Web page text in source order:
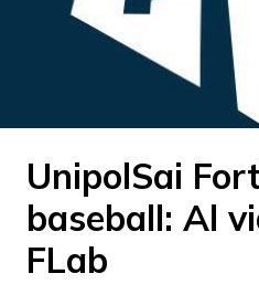
UnipolSai
baseball: Al
FLab